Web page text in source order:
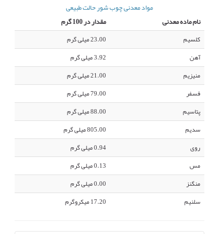
مواد معدنی چوب شور حالت طبیعی
نام ماده معدنی
مقدار در 100 گرم
کلسیم
23.00 میلی گرم
آهن
3.92 میلی گرم
منیزیم
21.00 میلی گرم
فسفر
79.00 میلی گرم
پتاسیم
88.00 میلی گرم
سدیم
805.00 میلی گرم
روی
0.94 میلی گرم
مس
0.13 میلی گرم
منگنز
0.00 میلی گرم
سلنیم
17.20 میکروگرم